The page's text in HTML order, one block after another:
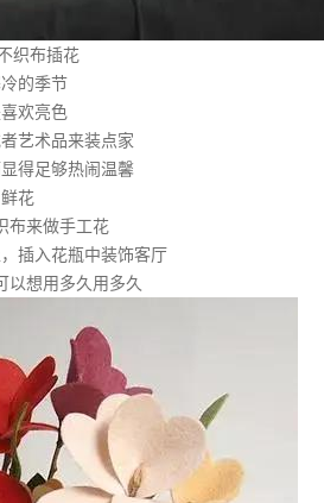
织布插花
的季节
欢亮色
艺术品来装点家
得足够热闹温馨
花
布来做手工花
插入花瓶中装饰客厅
以想用多久用多久